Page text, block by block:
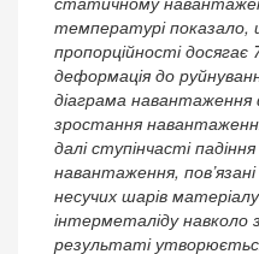
температурі показало,
пропорційності
деформація до
діаграма
зростання
далі ступінчасті
навантаження,
несучих шарів
інтерметаліду навколо
результаті